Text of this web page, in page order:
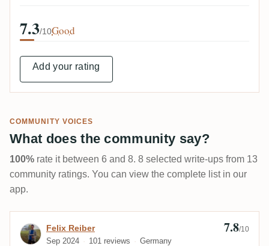
7.3/10Good
Add your rating
COMMUNITY VOICES
What does the community say?
100% rate it between 6 and 8. 8 selected write-ups from 13
community ratings. You can view the complete list in our
app.
Review by Felix Reiber
Felix Reiber
Sep 2024 101 reviews Germany
7.8/10